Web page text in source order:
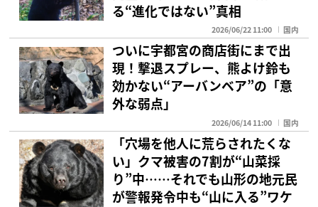
る“進化ではない”真相
2026/06/22 11:00 国内
ついに宇都宮の商店街にまで出
現！撃退スプレー、熊よけ鈴も
効かない“アーバンベア”の「意
外な弱点」
2026/06/14 11:00 国内
「穴場を他人に荒らされたくな
い」クマ被害の7割が“山菜採
り”中……それでも山形の地元民
が警報発令中も“山に入る”ワケ